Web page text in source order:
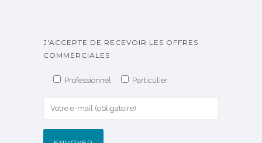
J'ACCEPTE DE RECEVOIR LES OFFRES
COMMERCIALES
Professionnel Particulier